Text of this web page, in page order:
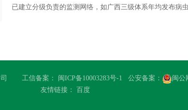
已建立分级负责的监测网络，如广西三级体系年均发布病
司 工信备案： 闽ICP备10003283号-1 公安备案：
闽公
友情链接：
百度